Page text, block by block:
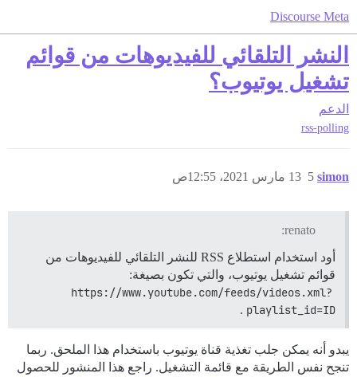
Discourse Meta
النشر التلقائي للفيديوهات من قوائم
تشغيل يوتيوب؟
الدعم
rss-polling
simon 13 مارس 2021، 12:55ص 5
renato:
أود استخدام استطلاع RSS للنشر التلقائي للفيديوهات من
قوائم تشغيل يوتيوب، والتي تكون بصيغة:
https://www.youtube.com/feeds/videos.xml?
playlist_id=ID
.
يبدو أنه يمكن جلب تغذية قناة يوتيوب باستخدام هذا الملحق. ربما
تنجح نفس الطريقة مع قائمة التشغيل. راجع هذا المنشور للحصول